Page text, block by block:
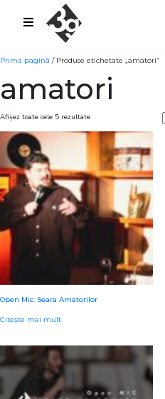
sold-out-button {{acf:sold_out}}
Prima pagină / Produse etichetate „amatori”
amatori
Afișez toate cele 5 rezultate
Open Mic: Seara Amatorilor
Citește mai mult